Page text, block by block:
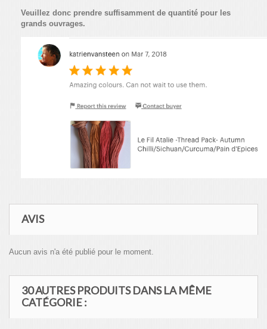
Veuillez donc prendre suffisamment de quantité pour les
grands ouvrages.
AVIS
Aucun avis n'a été publié pour le moment.
30 AUTRES PRODUITS DANS LA MÊME
CATÉGORIE :